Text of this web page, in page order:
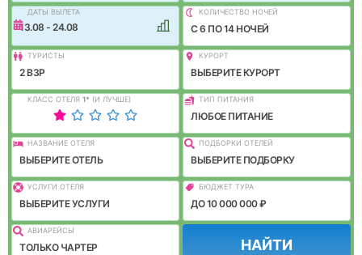
ДАТЫ ВЫЛЕТА
13.08 - 24.08
КОЛИЧЕСТВО НОЧЕЙ
C 6 ПО 14 НОЧЕЙ
ТУРИСТЫ
2 ВЗР
КУРОРТ
ВЫБЕРИТЕ КУРОРТ
КЛАСС ОТЕЛЯ 1* (И ЛУЧШЕ) ТИП ПИТАНИЯ
ЛЮБОЕ ПИТАНИЕ
НАЗВАНИЕ ОТЕЛЯ
ВЫБЕРИТЕ ОТЕЛЬ
ПОДБОРКИ ОТЕЛЕЙ
ВЫБЕРИТЕ ПОДБОРКУ
УСЛУГИ ОТЕЛЯ
ВЫБЕРИТЕ УСЛУГИ
БЮДЖЕТ ТУРА
ДО 10 000 000 ₽
АВИАРЕЙСЫ
ТОЛЬКО ЧАРТЕР НАЙТИ